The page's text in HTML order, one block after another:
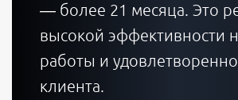
— более 21 месяца. Это
высокой эффективности
работы и
клиента.